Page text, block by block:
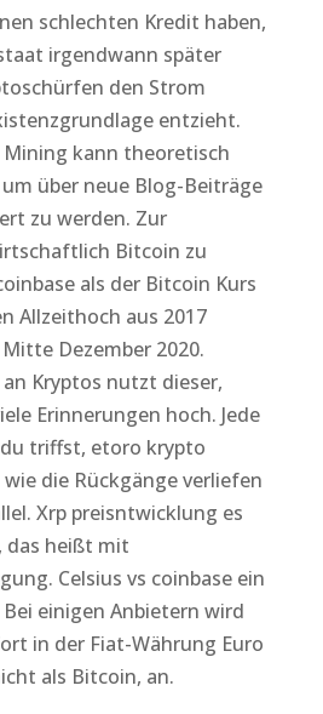
schlechten Kredit haben,
irgendwann später
den Strom
entzieht.
kann theoretisch
über neue Blog-Beiträge
zu werden. Zur
Bitcoin zu
als der Bitcoin Kurs
Allzeithoch aus 2017
Dezember 2020.
Kryptos nutzt dieser,
Erinnerungen hoch. Jede
triffst, etoro krypto
die Rückgänge verliefen
Xrp preisntwicklung es
das heißt mit
Celsius vs coinbase ein
einigen Anbietern wird
in der Fiat-Währung Euro
als Bitcoin, an.